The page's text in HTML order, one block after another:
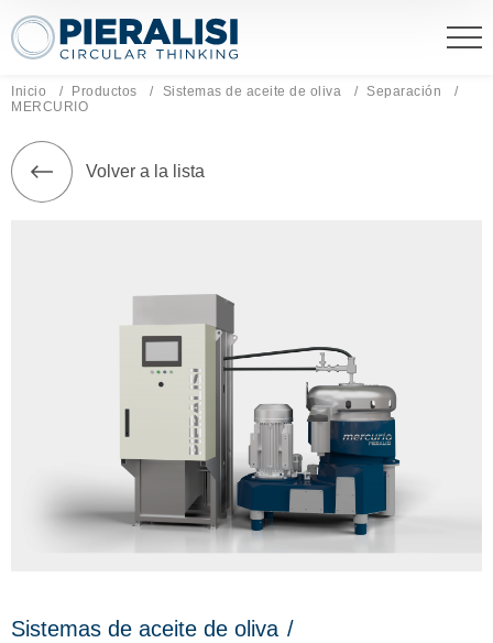
Pieralisi Maip Spa
Inicio Productos Sistemas de aceite de oliva
Separación
Página actual:
MERCURIO
Volver a la lista
Sistemas de aceite de oliva /